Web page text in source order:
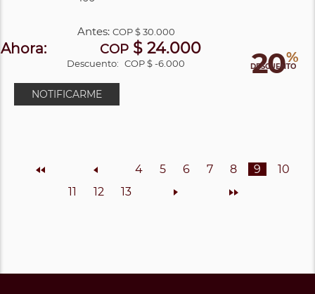
20%
DESCUENTO
Antes: COP$ 30.000
Ahora: COP $ 24.000
Descuento: COP $ -6.000
NOTIFICARME
Inicio Anterior 4 5 6 7 8 9
10
11
12 13 Siguiente Final